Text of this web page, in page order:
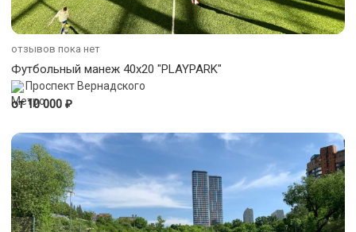
отзывов пока нет
Футбольный манеж 40х20 "PLAYPARK"
Проспект Вернадского
от 10 000 ₽